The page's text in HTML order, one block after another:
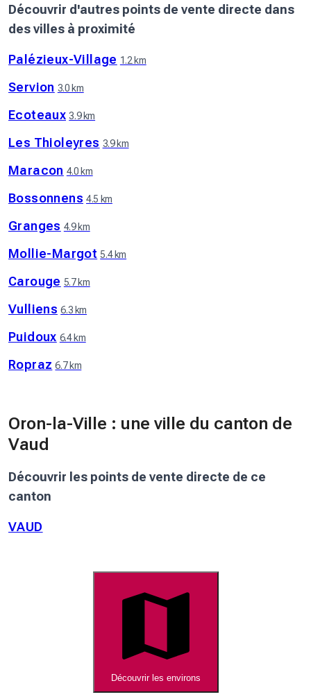
Découvrir d'autres points de vente directe dans
des villes à proximité
Palézieux-Village 1.2 km
Servion 3.0 km
Ecoteaux 3.9 km
Les Thioleyres 3.9 km
Maracon 4.0 km
Bossonnens 4.5 km
Granges 4.9 km
Mollie-Margot 5.4 km
Carouge 5.7 km
Vulliens 6.3 km
Puidoux 6.4 km
Ropraz 6.7 km
Oron-la-Ville : une ville du canton de
Vaud
Découvrir les points de vente directe de ce
canton
VAUD
Découvrir les environs